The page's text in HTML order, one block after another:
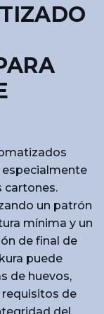
especialmente
cartones.
un patrón
mínima y un
de final de
puede
de huevos,
requisitos de
del